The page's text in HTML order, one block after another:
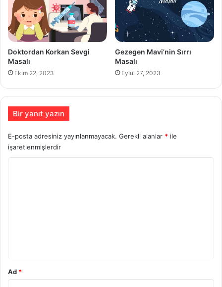
Doktordan Korkan Sevgi
Masalı
Ekim 22, 2023
Gezegen Mavi’nin Sırrı
Masalı
Eylül 27, 2023
Bir yanıt yazın
E-posta adresiniz yayınlanmayacak. Gerekli alanlar * ile
işaretlenmişlerdir
Ad *